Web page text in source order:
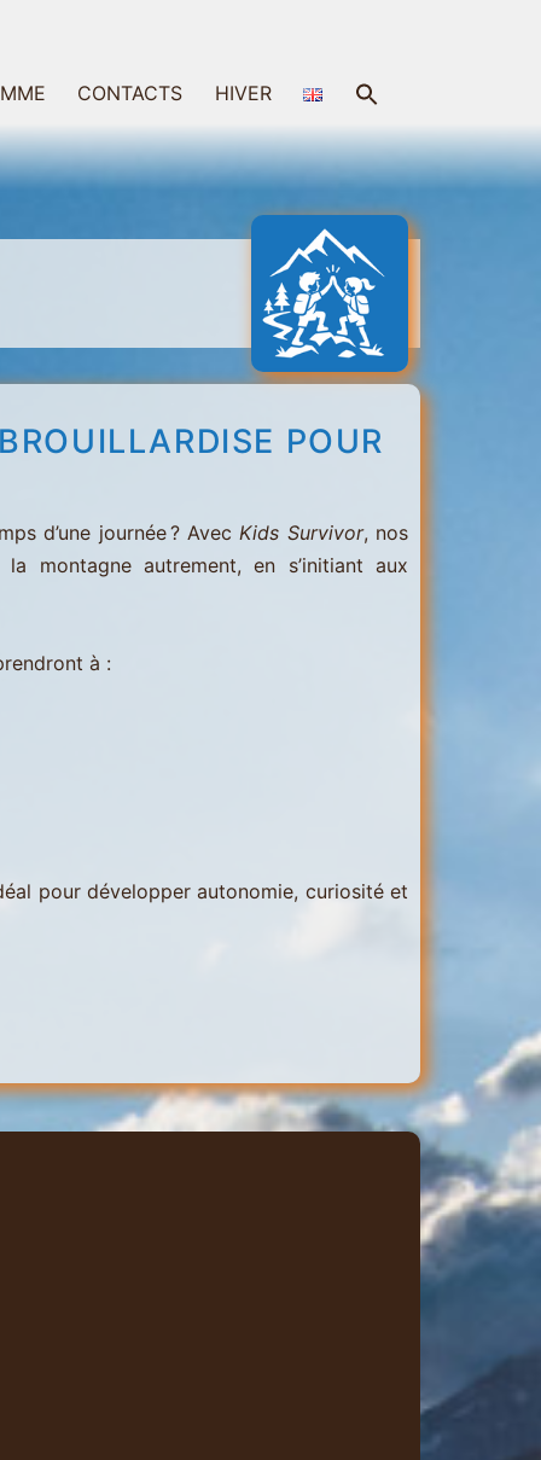
CONTACTS HIVER
POUR
d’une journée ? AvecKids Survivor, nos
montagne autrement, en s’initiant aux
à :
pour développer autonomie, curiosité et